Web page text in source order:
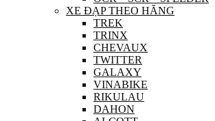
XE ĐẠP THEO HÃNG
TREK
TRINX
CHEVAUX
TWITTER
GALAXY
VINABIKE
RIKULAU
DAHON